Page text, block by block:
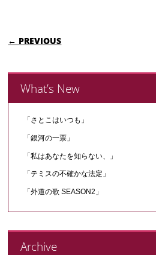
POST NAVIGATION
← PREVIOUS
What’s New
「さとこはいつも」
「銀河の一票」
「私はあなたを知らない、」
「テミスの不確かな法定」
「外道の歌 SEASON2」
Archive